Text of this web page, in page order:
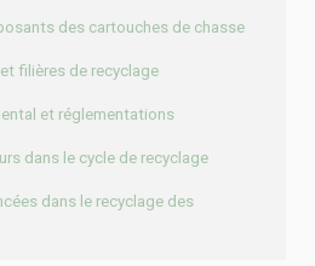
des cartouches de chasse
filières de recyclage
et réglementations
dans le cycle de recyclage
dans le recyclage des